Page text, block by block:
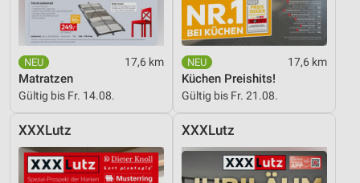
17,6 km
Matratzen
Gültig bis Fr. 14.08.
17,6 km
Küchen Preishits!
Gültig bis Fr. 21.08.
XXXLutz XXXLutz